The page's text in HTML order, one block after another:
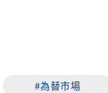
#為替市場